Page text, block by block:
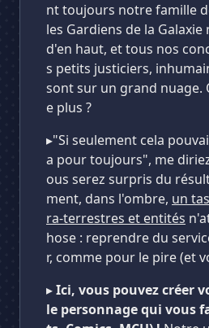
nt toujours notre famille
les Gardiens de la
d'en haut, et tous nos
s petits justiciers,
sont sur un grand nuage.
e plus ?
▸"Si seulement cela
a pour toujours", me
ous serez surpris du
ment, dans l'ombre, un
ra-terrestres et entités
hose : reprendre du
r, comme pour le pire (et
▸Ici, vous pouvez créer
le personnage qui vous